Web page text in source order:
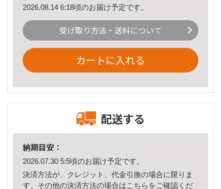
2026.08.14 6:18頃のお届け予定です。
受け取り方法・送料について
カートに入れる
配送する
納期目安：
2026.07.30 5:5頃のお届け予定です。
決済方法が、クレジット、代金引換の場合に限りま
す。その他の決済方法の場合はこちら をご確認くだ